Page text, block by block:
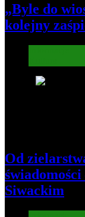
„Byle do
kolejny
Od
Siwackim